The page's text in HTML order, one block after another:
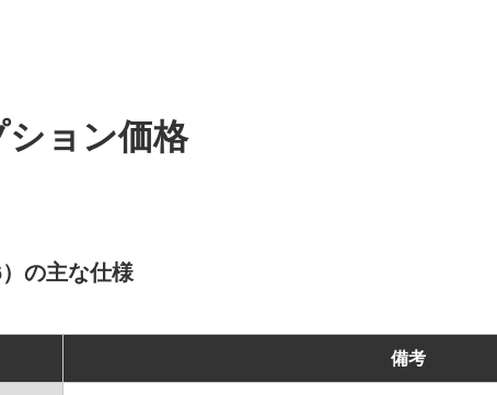
ション価格
の主な仕様
備考